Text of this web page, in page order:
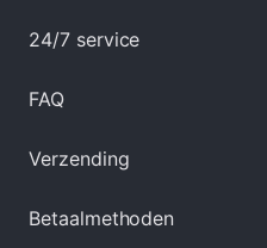
24/7 service
FAQ
Verzending
Betaalmethoden